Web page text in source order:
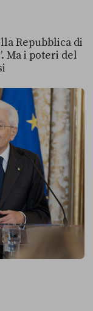
Repubblica di
Ma i poteri del